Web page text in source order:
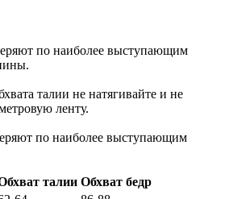
по наиболее выступающим
талии не натягивайте и не
ленту.
по наиболее выступающим
талии Обхват бедр